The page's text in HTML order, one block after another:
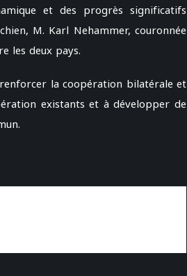
et des progrès significatifs
M. Karl Nehammer, couronnée
les deux pays.
la coopération bilatérale et
existants et à développer de